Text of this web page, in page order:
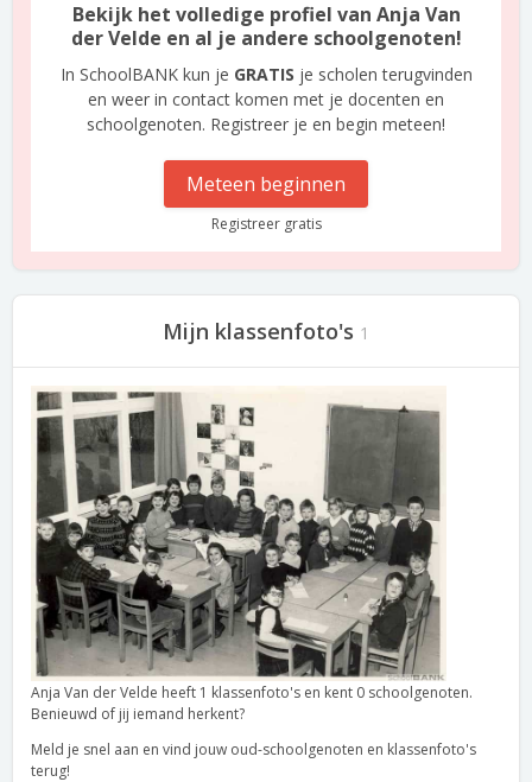
Bekijk het volledige profiel van Anja Van
der Velde en al je andere schoolgenoten!
In SchoolBANK kun je GRATIS je scholen terugvinden
en weer in contact komen met je docenten en
schoolgenoten. Registreer je en begin meteen!
Meteen beginnen
Registreer gratis
Mijn klassenfoto's 1
Anja Van der Velde heeft 1 klassenfoto's en kent 0 schoolgenoten.
Benieuwd of jij iemand herkent?
Meld je snel aan en vind jouw oud-schoolgenoten en klassenfoto's
terug!